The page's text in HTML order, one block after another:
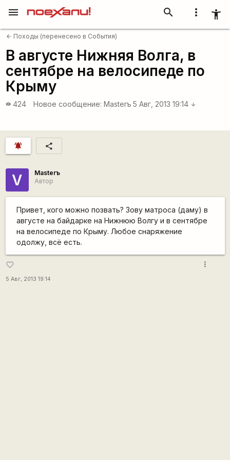
more_vert accessibility_new
search
menu
arrow_back Походы (перенесено в События)
В августе Нижняя Волга, в
сентябре на велосипеде по
Крыму
visibility 424 Новое сообщение: Masterъ 5 Авг, 2013 19:14 arrow_downward
notifications_active share
V
Masterъ
Автор
Привет, кого можно позвать? Зову матроса (даму) в
августе на байдарке на Нижнюю Волгу и в сентябре
на велосипеде по Крыму. Любое снаряжение
одолжу, всё есть.
favorite_border
5 Авг, 2013 19:14
more_vert